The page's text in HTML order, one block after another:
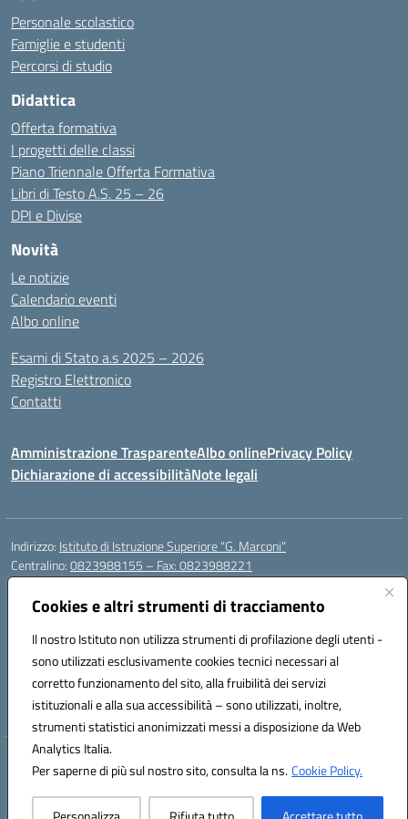
Cookies e altri strumenti di tracciamento
Il nostro Istituto non utilizza strumenti di profilazione degli utenti -
sono utilizzati esclusivamente cookies tecnici necessari al
corretto funzionamento del sito, alla fruibilità dei servizi
istituzionali e alla sua accessibilità – sono utilizzati, inoltre,
strumenti statistici anonimizzati messi a disposizione da Web
Analytics Italia.
Per saperne di più sul nostro sito, consulta la ns.Cookie Policy.
Personale scolastico
Famiglie e studenti
Percorsi di studio
Didattica
Offerta formativa
I progetti delle classi
Piano Triennale Offerta Formativa
Libri di Testo A.S. 25 – 26
DPI e Divise
Novità
Le notizie
Calendario eventi
Albo online
Esami di Stato a.s 2025 – 2026
Registro Elettronico
Contatti
Amministrazione TrasparenteAlbo onlinePrivacy Policy
Dichiarazione di accessibilitàNote legali
Indirizzo: Istituto di Istruzione Superiore "G. Marconi"
Centralino:0823988155 – Fax: 0823988221
Email:
Posta elettronica certificata (PEC):ceis006006@pec.istruzione.it
Codice fiscale: 80004450617
Codice meccanografico:CEIS006006
Codice Indice delle Pubbliche Amministrazioni (IPA): istsc_ceis006006
Codice unico di fatturazione (CUF): UF8BPW
Hosting & Powered by 3D Solution S.r.l.
Concept & Design by Designers Italia